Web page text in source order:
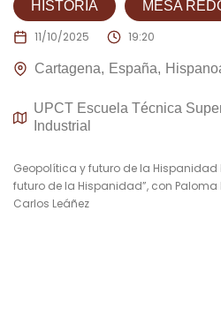
HISTORIA MESA
11/10/2025 19:20
Cartagena España
UPCT Escuela Técnica
Industrial
Geopolítica y futuro de la Hispanidad
futuro de la Hispanidad”, con Paloma
Carlos Leáñez